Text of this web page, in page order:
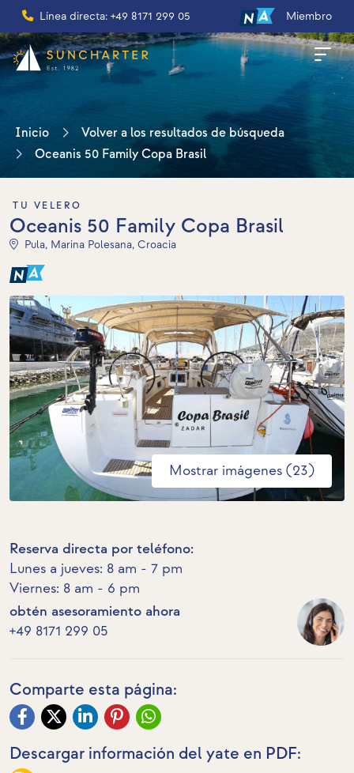
Línea directa: +49 8171 299 05 Miembro
Inicio
Volver a los resultados de búsqueda
Oceanis 50 Family Copa Brasil
TU VELERO
Oceanis 50 Family Copa Brasil
Pula, Marina Polesana, Croacia
Mostrar imágenes (23)
Reserva directa por teléfono:
Lunes a jueves: 8 am - 7 pm
Viernes: 8 am - 6 pm
obtén asesoramiento ahora
+49 8171 299 05
Comparte esta página:
Descargar información del yate en PDF: